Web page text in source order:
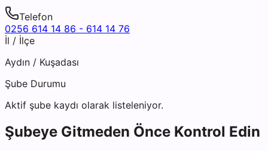
Telefon
0256 614 14 86 - 614 14 76
İl / İlçe
Aydın / Kuşadası
Şube Durumu
Aktif şube kaydı olarak listeleniyor.
Şubeye Gitmeden Önce Kontrol Edin